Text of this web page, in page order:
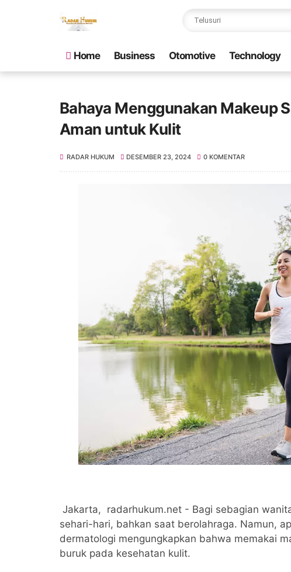
Home Business Otomotive Technology
Bahaya Menggunakan Makeup
Aman untuk Kulit
RADAR HUKUM DESEMBER 23, 2024 0 KOMENTAR
Jakarta, radarhukum.net - Bagi sebagian
sehari-hari, bahkan saat berolahraga. Namun,
dermatologi mengungkapkan bahwa memakai
buruk pada kesehatan kulit.